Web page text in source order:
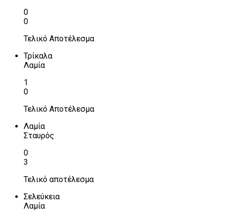
0
0
Τελικό Αποτέλεσμα
Τρίκαλα
Λαμία
1
0
Τελικό Αποτέλεσμα
Λαμία
Σταυρός
0
3
Τελικό αποτέλεσμα
Σελεύκεια
Λαμία